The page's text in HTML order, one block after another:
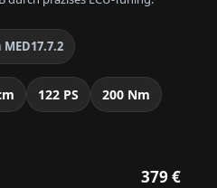
MED17.7.2
122 PS 200 Nm
379 €